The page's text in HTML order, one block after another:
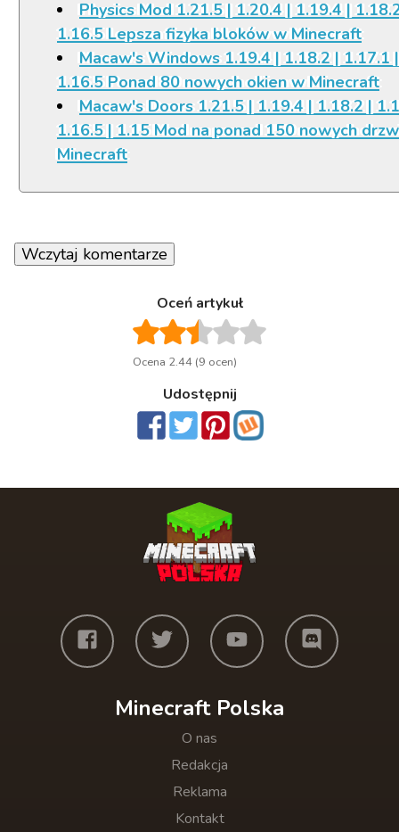
Physics Mod 1.21.5 | 1.20.4 | 1.19.4 |
1.16.5 Lepsza fizyka bloków w Minecraft
Macaw's Windows 1.19.4 | 1.18.2 | 1.17.1 |
1.16.5 Ponad 80 nowych okien w Minecraft
Macaw's Doors 1.21.5 | 1.19.4 | 1.18.2 |
1.16.5 | 1.15 Mod na ponad 150 nowych
Minecraft
Wczytaj komentarze
Oceń artykuł
Ocena 2.44 (9 ocen)
Udostępnij
Minecraft Polska
O nas
Redakcja
Reklama
Kontakt